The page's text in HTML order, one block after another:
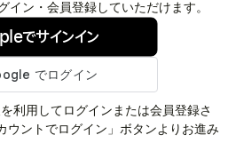
イン・会員登録していただけます。
でサインイン
利用してログインまたは会員登録さ
ウントでログイン」ボタンよりお進み